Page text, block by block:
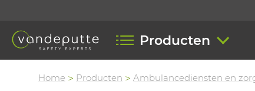
Producten
Home Producten Ambulancediensten en